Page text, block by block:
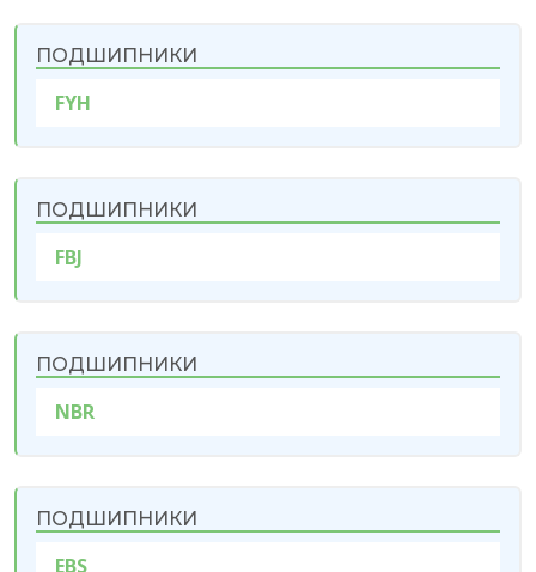
ПОДШИПНИКИ
FYH
ПОДШИПНИКИ
FBJ
ПОДШИПНИКИ
NBR
ПОДШИПНИКИ
EBS